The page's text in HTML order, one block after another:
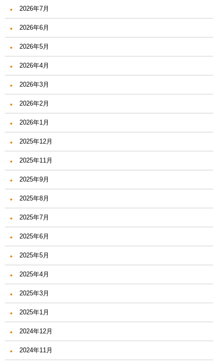
2026年7月
2026年6月
2026年5月
2026年4月
2026年3月
2026年2月
2026年1月
2025年12月
2025年11月
2025年9月
2025年8月
2025年7月
2025年6月
2025年5月
2025年4月
2025年3月
2025年1月
2024年12月
2024年11月